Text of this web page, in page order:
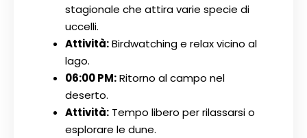
stagionale che attira varie specie di
uccelli.
Attività:Birdwatching e relax vicino al
lago.
06:00 PM:Ritorno al campo nel
deserto.
Attività: Tempo libero per rilassarsi o
esplorare le dune.